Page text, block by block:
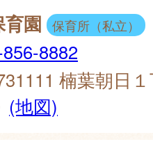
育園 保育所（私立）
8882
楠葉朝日
(地図)